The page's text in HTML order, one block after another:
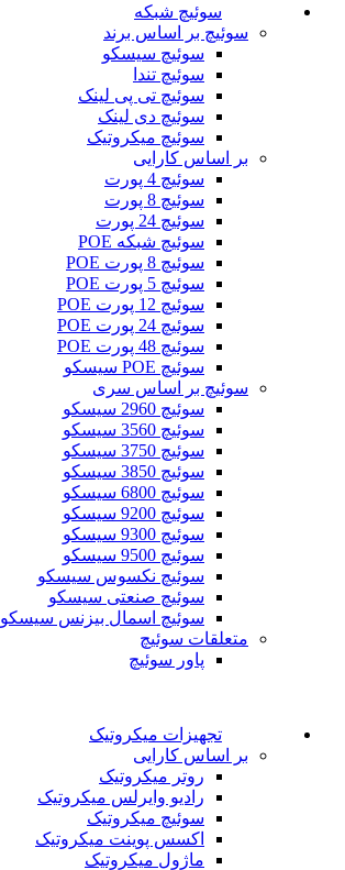
سوئیچ شبکه
سوئیچ بر اساس برند
سوئیچ سیسکو
سوئیچ تندا
سوئیچ تی پی لینک
سوئیچ دی لینک
سوئیچ میکروتیک
بر اساس کارایی
سوئیچ 4 پورت
سوئیچ 8 پورت
سوئیچ 24 پورت
سوئیچ شبکه POE
سوئیچ 8 پورت POE
سوئیچ 5 پورت POE
سوئیچ 12 پورت POE
سوئیچ 24 پورت POE
سوئیچ 48 پورت POE
سوئیچ POE سیسکو
سوئیچ بر اساس سری
سوئیچ 2960 سیسکو
سوئیچ 3560 سیسکو
سوئیچ 3750 سیسکو
سوئیچ 3850 سیسکو
سوئیچ 6800 سیسکو
سوئیچ 9200 سیسکو
سوئیچ 9300 سیسکو
سوئیچ 9500 سیسکو
سوئیچ نکسوس سیسکو
سوئیچ صنعتی سیسکو
سوئیچ اسمال بیزنس سیسکو
متعلقات سوئیچ
پاور سوئیچ
تجهیزات میکروتیک
بر اساس کارایی
روتر میکروتیک
رادیو وایرلس میکروتیک
سوئیچ میکروتیک
اکسس پوینت میکروتیک
ماژول میکروتیک